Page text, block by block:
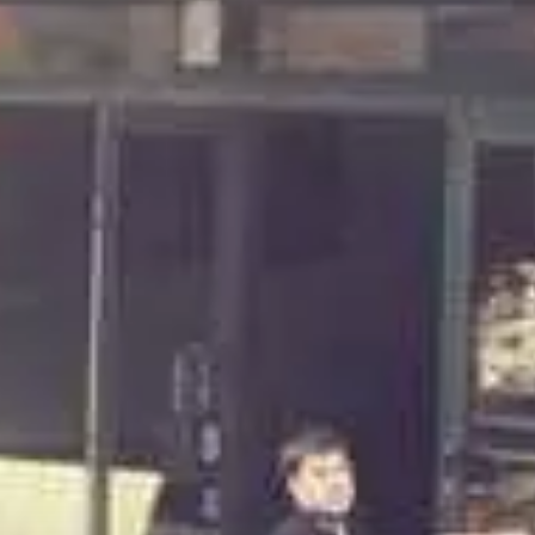
Paramètres de
confidentialité
Nos politique de confidentialité